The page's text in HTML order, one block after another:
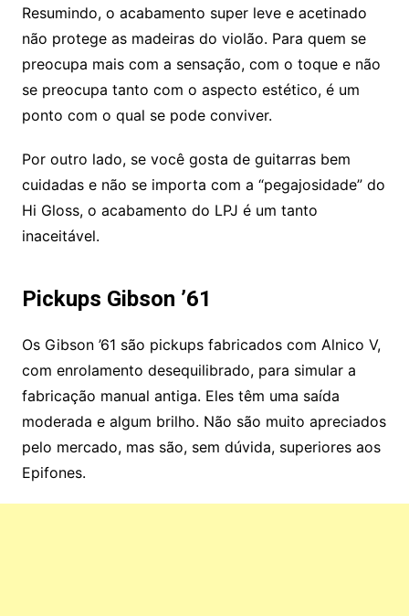
Resumindo, o acabamento super leve e acetinado
não protege as madeiras do violão. Para quem se
preocupa mais com a sensação, com o toque e não
se preocupa tanto com o aspecto estético, é um
ponto com o qual se pode conviver.
Por outro lado, se você gosta de guitarras bem
cuidadas e não se importa com a “pegajosidade” do
Hi Gloss, o acabamento do LPJ é um tanto
inaceitável.
Pickups Gibson ’61
Os Gibson ’61 são pickups fabricados com Alnico V,
com enrolamento desequilibrado, para simular a
fabricação manual antiga. Eles têm uma saída
moderada e algum brilho. Não são muito apreciados
pelo mercado, mas são, sem dúvida, superiores aos
Epifones.